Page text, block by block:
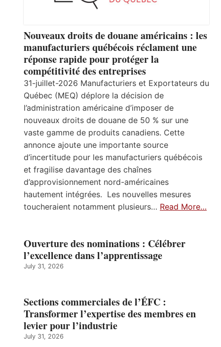
Nouveaux droits de douane américains : les
manufacturiers québécois réclament une
réponse rapide pour protéger la
compétitivité des entreprises
31-juillet-2026 Manufacturiers et Exportateurs du
Québec (MEQ) déplore la décision de
l’administration américaine d’imposer de
nouveaux droits de douane de 50 % sur une
vaste gamme de produits canadiens. Cette
annonce ajoute une importante source
d’incertitude pour les manufacturiers québécois
et fragilise davantage des chaînes
d’approvisionnement nord-américaines
hautement intégrées. Les nouvelles mesures
toucheraient notamment plusieurs… Read More…
Ouverture des nominations : Célébrer
l’excellence dans l’apprentissage
July 31, 2026
Sections commerciales de l’ÉFC :
Transformer l’expertise des membres en
levier pour l’industrie
July 31, 2026